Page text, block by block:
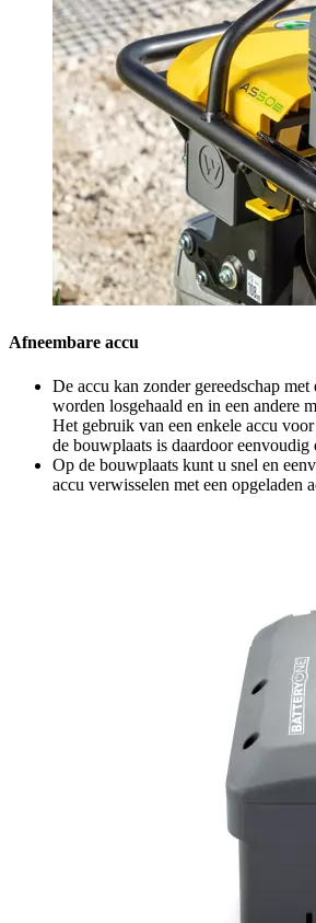
Afneembare accu
De accu kan zonder gereedschap met
worden losgehaald en in een andere
Het gebruik van een enkele accu
de bouwplaats is daardoor eenvoudig
Op de bouwplaats kunt u snel en
accu verwisselen met een opgeladen